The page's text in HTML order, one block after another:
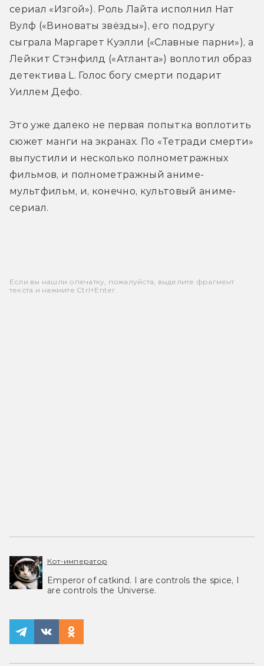
сериал «Изгой»). Роль Лайта исполнил Нат
Вулф («Виноваты звёзды»), его подругу
сыграла Маргарет Куэлли («Славные парни»), а
Лейкит Стэнфилд («Атланта») воплотил образ
детектива L. Голос богу смерти подарит
Уиллем Дефо.
Это уже далеко не первая попытка воплотить
сюжет манги на экранах. По «Тетради смерти»
выпустили и несколько полнометражных
фильмов, и полнометражный аниме-
мультфильм, и, конечно, культовый аниме-
сериал.
Если вы нашли опечатку, пожалуйста, выделите фрагмент
текста и нажмите Ctrl+Enter.
Кот-император
Emperor of catkind. I are controls the spice, I
are controls the Universe.